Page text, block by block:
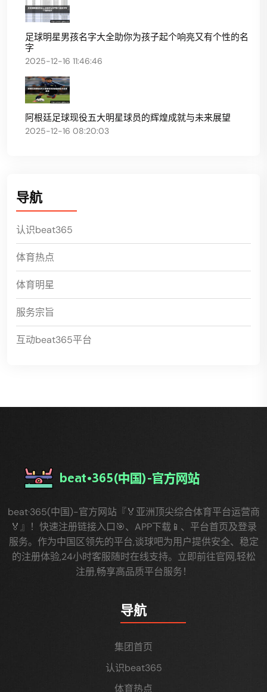
足球明星男孩名字大全助你为孩子起个响亮又有个性的名
字
2025-12-16 11:46:46
阿根廷足球现役五大明星球员的辉煌成就与未来展望
2025-12-16 08:20:03
导航
认识beat365
体育热点
体育明星
服务宗旨
互动beat365平台
beat·365(中国)-官方网站『🏅亚洲顶尖综合体育平台运营商
🏅』！快速注册链接入口🎯、APP下载📱、平台首页及登录
服务。作为中国区领先的平台,谈球吧为用户提供安全、稳定
的注册体验,24小时客服随时在线支持。立即前往官网,轻松
注册,畅享高品质平台服务！
导航
集团首页
认识beat365
体育热点